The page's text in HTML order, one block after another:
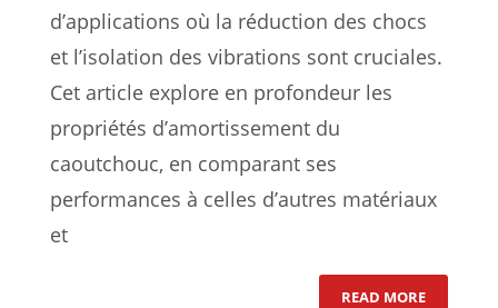
d’applications où la réduction des chocs
et l’isolation des vibrations sont cruciales.
Cet article explore en profondeur les
propriétés d’amortissement du
caoutchouc, en comparant ses
performances à celles d’autres matériaux
et
READ MORE: